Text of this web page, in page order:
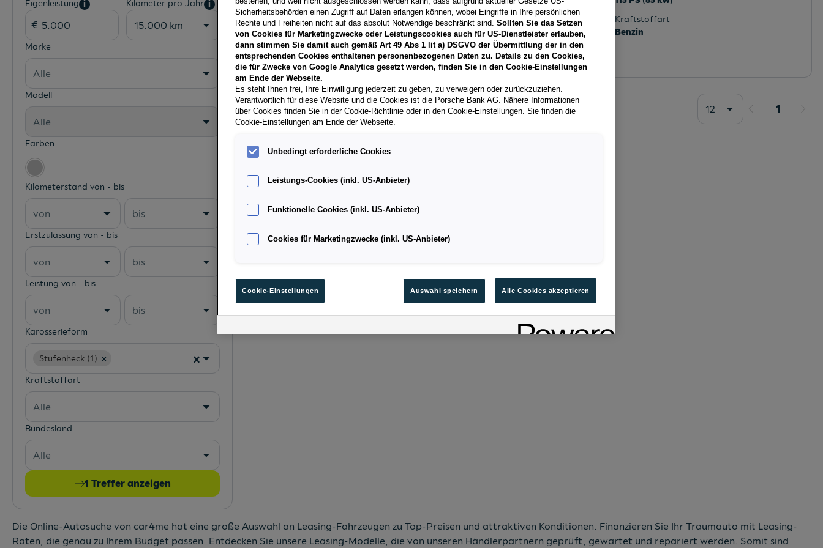
Eigenleistung i Kilometer pro Jahr i
15.000 km
Marke
Alle
Modell
Alle
Farben
Kilometerstand von - bis
von bis
Erstzulassung von - bis
von bis
Leistung von - bis
von bis
Karosserieform
Stufenheck (1)
Kraftstoffart
Alle
Bundesland
Alle
1 Treffer anzeigen
Kilometerstand
9.600 km
Kraftstoffart
Benzin
Fahrzeug & Finanzierung
Fahrzeuge pro Seite 12 1
Die Online-Autosuche von car4me hat eine große Auswahl an Leasing-Fahrzeugen zu Top-Preisen und attraktiven Konditionen. Finanzieren Sie Ihr Traumauto mit Leasing-
Raten, die genau zu Ihrem Budget passen. Entdecken Sie unsere Leasing-Modelle, die von unseren Händlerpartnern geprüft, gewartet und repariert werden. Somit sind
Sicherheitsbehörden einen Zugriff auf Daten erlangen können, wobei Eingriffe in Ihre persönlichen
Rechte und Freiheiten nicht auf das absolut Notwendige beschränkt sind. Sollten Sie das Setzen
von Cookies für Marketingzwecke oder Leistungscookies auch für US-Dienstleister erlauben,
dann stimmen Sie damit auch gemäß Art 49 Abs 1 lit a) DSGVO der Übermittlung der in den
entsprechenden Cookies enthaltenen personenbezogenen Daten zu. Details zu den Cookies,
die für Zwecke von Google Analytics gesetzt werden, finden Sie in den Cookie-Einstellungen
am Ende der Webseite.
Es steht Ihnen frei, Ihre Einwilligung jederzeit zu geben, zu verweigern oder zurückzuziehen.
Verantwortlich für diese Website und die Cookies ist die Porsche Bank AG. Nähere Informationen
über Cookies finden Sie in der Cookie-Richtlinie oder in den Cookie-Einstellungen. Sie finden die
Cookie-Einstellungen am Ende der Webseite.
Unbedingt erforderliche Cookies
Leistungs-Cookies (inkl. US-Anbieter)
Funktionelle Cookies (inkl. US-Anbieter)
Cookies für Marketingzwecke (inkl. US-Anbieter)
Cookie-Einstellungen Auswahl speichern Alle Cookies akzeptieren